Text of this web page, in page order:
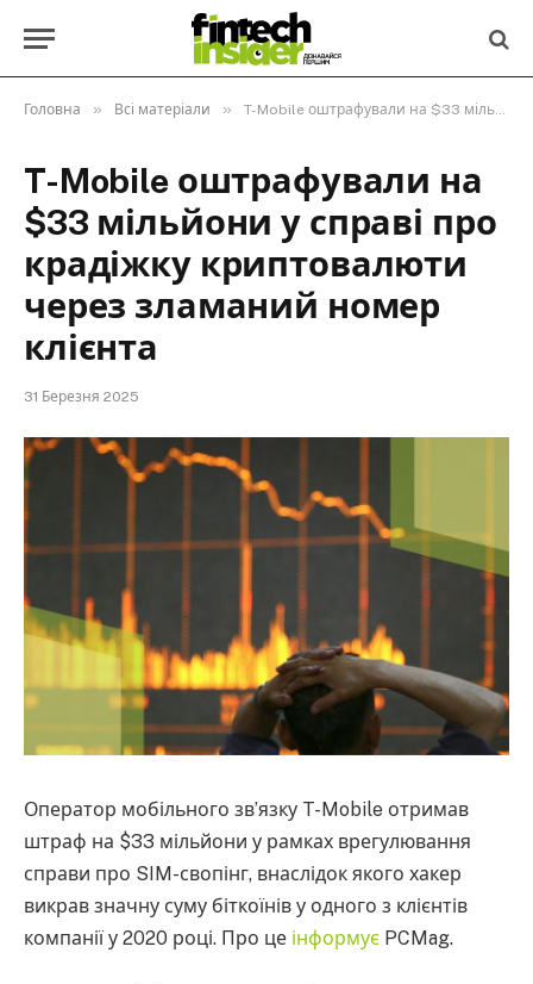
Головна » Всі матеріали » T-Mobile оштрафували на $33 мільйони у справі про крадіжку криптовалюти через зламаний номер клієнта
T-Mobile оштрафували на
$33 мільйони у справі про
крадіжку криптовалюти
через зламаний номер
клієнта
31 Березня 2025
Оператор мобільного зв’язку T-Mobile отримав
штраф на $33 мільйони у рамках врегулювання
справи про SIM-свопінг, внаслідок якого хакер
викрав значну суму біткоїнів у одного з клієнтів
компанії у 2020 році. Про це інформує PCMag.